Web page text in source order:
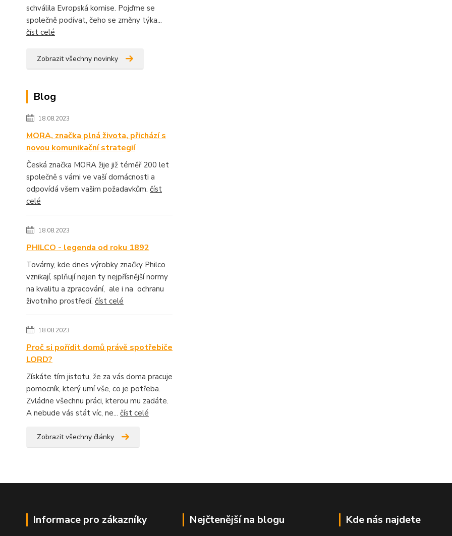
schválila Evropská komise. Pojďme se
společně podívat, čeho se změny týka...
číst celé
Zobrazit všechny novinky
Blog
18.08.2023
MORA, značka plná života, přichází s
novou komunikační strategií
Česká značka MORA žije již téměř 200 let
společně s vámi ve vaší domácnosti a
odpovídá všem vašim požadavkům. číst
celé
18.08.2023
PHILCO - legenda od roku 1892
Továrny, kde dnes výrobky značky Philco
vznikají, splňují nejen ty nejpřísnější normy
na kvalitu a zpracování, ale i na ochranu
životního prostředí. číst celé
18.08.2023
Proč si pořídit domů právě spotřebiče
LORD?
Získáte tím jistotu, že za vás doma pracuje
pomocník, který umí vše, co je potřeba.
Zvládne všechnu práci, kterou mu zadáte.
A nebude vás stát víc, ne... číst celé
Zobrazit všechny články
Informace pro zákazníky Nejčtenější na blogu Kde nás najdete